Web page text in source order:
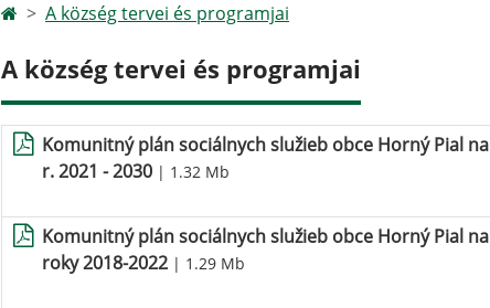
A község tervei és programjai
A község tervei és programjai
Komunitný plán sociálnych služieb obce Horný Pial na
r. 2021 - 2030 | 1.32 Mb
Komunitný plán sociálnych služieb obce Horný Pial na
roky 2018-2022 | 1.29 Mb